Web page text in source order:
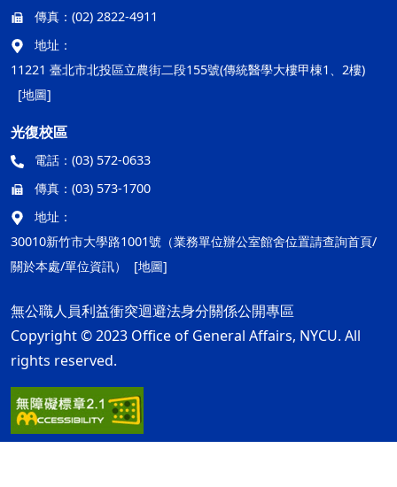
傳真： (02) 2822-4911
地址：
11221 臺北市北投區立農街二段155號(傳統醫學大樓甲棟1、2樓)
[地圖]
光復校區
電話： (03) 572-0633
傳真： (03) 573-1700
地址：
30010新竹市大學路1001號（業務單位辦公室館舍位置請查詢首頁/
關於本處/單位資訊）
[地圖]
無公職人員利益衝突迴避法身分關係公開專區
Copyright © 2023 Office of General Affairs, NYCU. All
rights reserved.